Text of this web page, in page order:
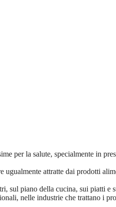
per la salute, specialmente in
attratte dai prodotti
sul piano della cucina, sui piatti e
nelle industrie che trattano i